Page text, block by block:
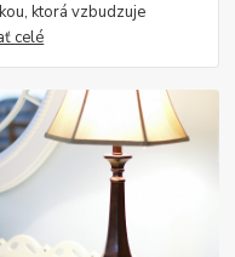
ktorá vzbudzuje
celé